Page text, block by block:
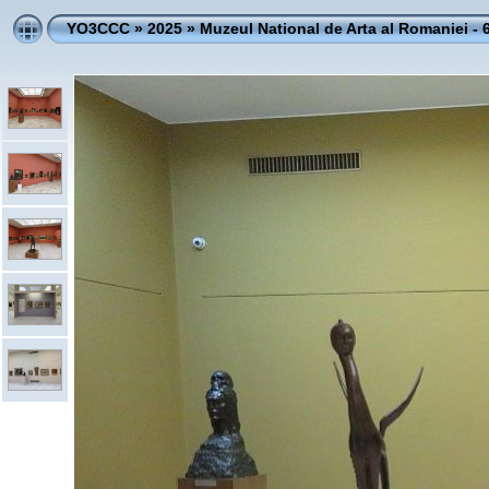
YO3CCC»2025»Muzeul National de Arta al Romaniei -